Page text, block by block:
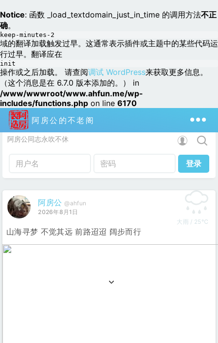
Notice: 函数 _load_textdomain_just_in_time 的调用方法不正
确。
keep-minutes-2
域的翻译加载触发过早。这通常表示插件或主题中的某些代码运
行过早。翻译应在
init
操作或之后加载。 请查阅调试 WordPress来获取更多信息。
（这个消息是在 6.7.0 版本添加的。） in
/www/wwwroot/www.ahfun.me/wp-
includes/functions.php on line 6170
阿房公的不老阁
阿房公同志永吹不休
阿房公 @ahfun
2026年8月1日
大雨 / 25℃
山海寻梦 不觉其远 前路迢迢 阔步而行